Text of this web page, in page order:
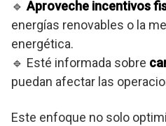
🔹 Aproveche incentivos
energías renovables o la
energética.
🔹 Esté informada sobre
puedan afectar las
Este enfoque no solo